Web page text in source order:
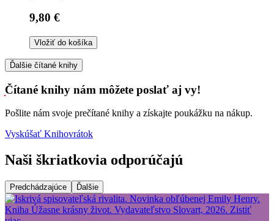
9,80 €
Vložiť do košíka
Ďalšie čítané knihy
Čítané knihy nám môžete poslať aj vy!
Pošlite nám svoje prečítané knihy a získajte poukážku na nákup.
Vyskúšať Knihovrátok
Naši škriatkovia odporúčajú
Predchádzajúce Ďalšie